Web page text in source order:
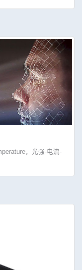
，光强-电流-